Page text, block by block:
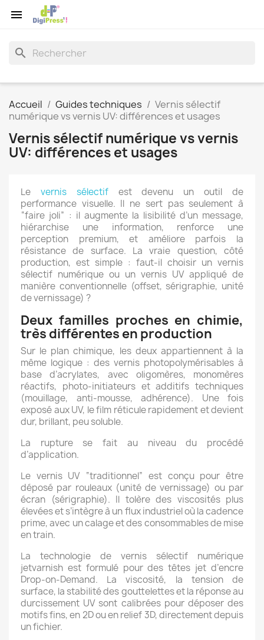

search
Accueil Guides techniques
Vernis sélectif
numérique vs vernis UV: différences et usages
Vernis sélectif numérique vs vernis
UV: différences et usages
Le vernis sélectifest devenu un outil de
performance visuelle. Il ne sert pas seulement à
“faire joli” : il augmente la lisibilité d’un message,
hiérarchise une information, renforce une
perception premium, et améliore parfois la
résistance de surface. La vraie question, côté
production, est simple : faut-il choisir un vernis
sélectif numérique ou un vernis UV appliqué de
manière conventionnelle (offset, sérigraphie, unité
de vernissage) ?
Deux familles proches en chimie,
très différentes en production
Sur le plan chimique, les deux appartiennent à la
même logique : des vernis photopolymérisables à
base d’acrylates, avec oligomères, monomères
réactifs, photo-initiateurs et additifs techniques
(mouillage, anti-mousse, adhérence). Une fois
exposé aux UV, le film réticule rapidement et devient
dur, brillant, peu soluble.
La rupture se fait au niveau du procédé
d’application.
Le vernis UV “traditionnel” est conçu pour être
déposé par rouleaux (unité de vernissage) ou par
écran (sérigraphie). Il tolère des viscosités plus
élevées et s’intègre à un flux industriel où la cadence
prime, avec un calage et des consommables de mise
en train.
La technologie de vernis sélectif numérique
jetvarnish est formulé pour des têtes jet d’encre
Drop-on-Demand. La viscosité, la tension de
surface, la stabilité des gouttelettes et la réponse au
durcissement UV sont calibrées pour déposer des
motifs fins, en 2D ou en relief 3D, directement depuis
un fichier.